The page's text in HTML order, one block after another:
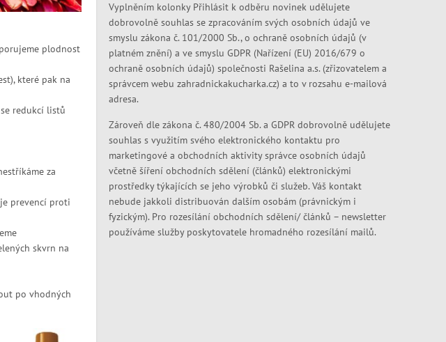
plodnost
které pak na
redukcí listů
za
prevencí proti
skvrn na
po vhodných
Vyplněním kolonky Přihlásit k odběru novinek udělujete
dobrovolně souhlas se zpracováním svých osobních údajů ve
smyslu zákona č. 101/2000 Sb., o ochraně osobních údajů (v
platném znění) a ve smyslu GDPR (Nařízení (EU) 2016/679 o
ochraně osobních údajů) společnosti Rašelina a.s. (zřizovatelem a
správcem webu zahradnickakucharka.cz) a to v rozsahu e-mailová
adresa.
Zároveň dle zákona č. 480/2004 Sb. a GDPR dobrovolně udělujete
souhlas s využitím svého elektronického kontaktu pro
marketingové a obchodních aktivity správce osobních údajů
včetně šíření obchodních sdělení (článků) elektronickými
prostředky týkajících se jeho výrobků či služeb. Váš kontakt
nebude jakkoli distribuován dalším osobám (právnickým i
fyzickým). Pro rozesílání obchodních sdělení/ článků – newsletter
používáme služby poskytovatele hromadného rozesílání mailů.